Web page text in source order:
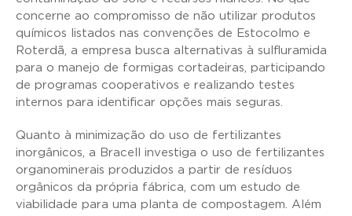
concerne ao compromisso de não utilizar produtos
químicos listados nas convenções de Estocolmo e
Roterdã, a empresa busca alternativas à sulfluramida
para o manejo de formigas cortadeiras, participando
de programas cooperativos e realizando testes
internos para identificar opções mais seguras.
Quanto à minimização do uso de fertilizantes
inorgânicos, a Bracell investiga o uso de fertilizantes
organominerais produzidos a partir de resíduos
orgânicos da própria fábrica, com um estudo de
viabilidade para uma planta de compostagem. Além